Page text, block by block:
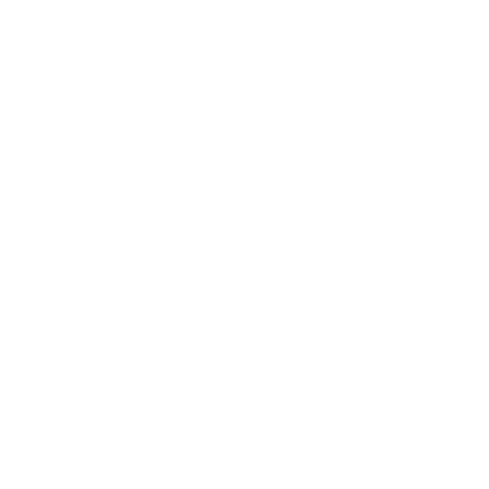
です。
ありません。
です。